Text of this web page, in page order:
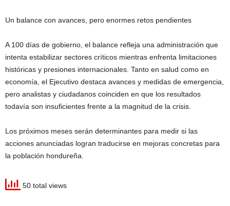
Un balance con avances, pero enormes retos pendientes
A 100 días de gobierno, el balance refleja una administración que
intenta estabilizar sectores críticos mientras enfrenta limitaciones
históricas y presiones internacionales. Tanto en salud como en
economía, el Ejecutivo destaca avances y medidas de emergencia,
pero analistas y ciudadanos coinciden en que los resultados
todavía son insuficientes frente a la magnitud de la crisis.
Los próximos meses serán determinantes para medir si las
acciones anunciadas logran traducirse en mejoras concretas para
la población hondureña.
50 total views